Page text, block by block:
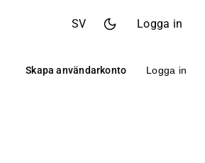
SV Logga in
Skapa användarkonto Logga in